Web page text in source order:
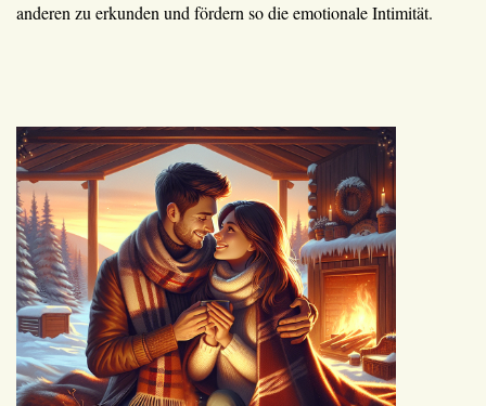
anderen zu erkunden und fördern so die emotionale Intimität.